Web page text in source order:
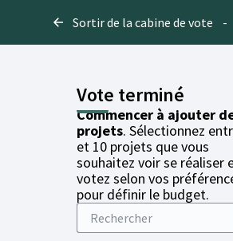
Sortir de la cabine de vote -
Vote terminé
Commencer à ajouter
projets. Sélectionnez
et 10 projets que vous
souhaitez voir se réaliser
votez selon vos
pour définir le budget.